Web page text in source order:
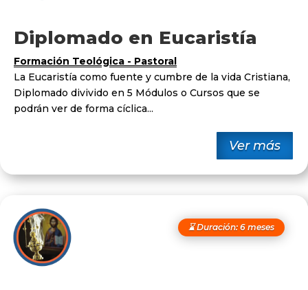
Diplomado en Eucaristía
Formación Teológica - Pastoral
La Eucaristía como fuente y cumbre de la vida Cristiana,
Diplomado divivido en 5 Módulos o Cursos que se
podrán ver de forma cíclica...
Ver más
⌛ Duración: 6 meses